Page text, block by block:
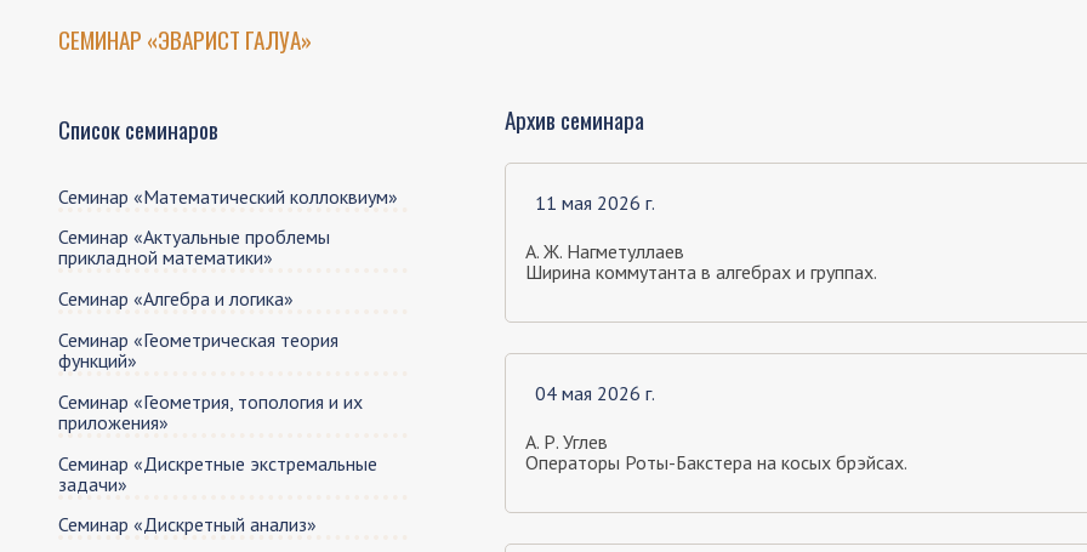
СЕМИНАР «ЭВАРИСТ ГАЛУА»
Архив семинара
11 мая 2026 г.
А. Ж. Нагметуллаев
Ширина коммутанта в алгебрах и группах.
04 мая 2026 г.
А. Р. Углев
Операторы Роты-Бакстера на косых брэйсах.
Список семинаров
Семинар «Математический коллоквиум»
Семинар «Актуальные проблемы
прикладной математики»
Семинар «Алгебра и логика»
Семинар «Геометрическая теория
функций»
Семинар «Геометрия, топология и их
приложения»
Семинар «Дискретные экстремальные
задачи»
Семинар «Дискретный анализ»